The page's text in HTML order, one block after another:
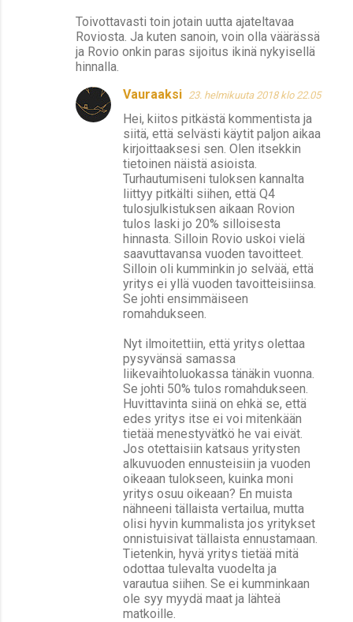
Toivottavasti toin jotain uutta ajateltavaa
Roviosta. Ja kuten sanoin, voin olla väärässä
ja Rovio onkin paras sijoitus ikinä nykyisellä
hinnalla.
Vauraaksi 23. helmikuuta 2018 klo 22.05
Hei, kiitos pitkästä kommentista ja
siitä, että selvästi käytit paljon aikaa
kirjoittaaksesi sen. Olen itsekkin
tietoinen näistä asioista.
Turhautumiseni tuloksen kannalta
liittyy pitkälti siihen, että Q4
tulosjulkistuksen aikaan Rovion
tulos laski jo 20% silloisesta
hinnasta. Silloin Rovio uskoi vielä
saavuttavansa vuoden tavoitteet.
Silloin oli kumminkin jo selvää, että
yritys ei yllä vuoden tavoitteisiinsa.
Se johti ensimmäiseen
romahdukseen.
Nyt ilmoitettiin, että yritys olettaa
pysyvänsä samassa
liikevaihtoluokassa tänäkin vuonna.
Se johti 50% tulos romahdukseen.
Huvittavinta siinä on ehkä se, että
edes yritys itse ei voi mitenkään
tietää menestyvätkö he vai eivät.
Jos otettaisiin katsaus yritysten
alkuvuoden ennusteisiin ja vuoden
oikeaan tulokseen, kuinka moni
yritys osuu oikeaan? En muista
nähneeni tällaista vertailua, mutta
olisi hyvin kummalista jos yritykset
onnistuisivat tällaista ennustamaan.
Tietenkin, hyvä yritys tietää mitä
odottaa tulevalta vuodelta ja
varautua siihen. Se ei kumminkaan
ole syy myydä maat ja lähteä
matkoille.